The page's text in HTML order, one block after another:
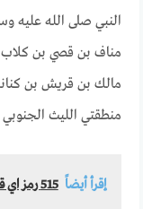
النبي صلى الله عليه
مناف بن قصي بن
مالك بن قريش بن
منطقتي الليث الجنوبي
إقرأ أيضاً 515 رمز اي قبيلة